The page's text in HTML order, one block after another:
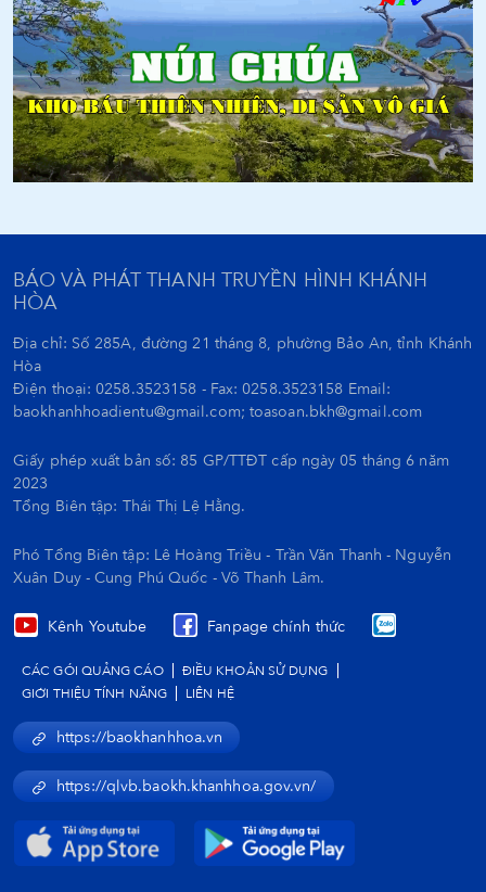
BÁO VÀ PHÁT THANH TRUYỀN HÌNH KHÁNH
HÒA
Địa chỉ: Số 285A, đường 21 tháng 8, phường Bảo An, tỉnh Khánh
Hòa
Điện thoại: 0258.3523158 - Fax: 0258.3523158 Email:
baokhanhhoadientu@gmail.com; toasoan.bkh@gmail.com
Giấy phép xuất bản số: 85 GP/TTĐT cấp ngày 05 tháng 6 năm
2023
Tổng Biên tập: Thái Thị Lệ Hằng.
Phó Tổng Biên tập: Lê Hoàng Triều - Trần Văn Thanh - Nguyễn
Xuân Duy - Cung Phú Quốc - Võ Thanh Lâm.
Kênh Youtube Fanpage chính thức
CÁC GÓI QUẢNG CÁO
ĐIỀU KHOẢN SỬ DỤNG
GIỚI THIỆU TÍNH NĂNG
LIÊN HỆ
https://baokhanhhoa.vn
https://qlvb.baokh.khanhhoa.gov.vn/